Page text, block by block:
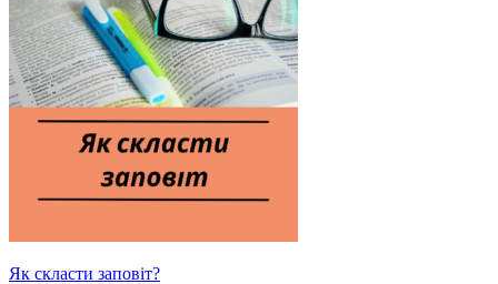
Як скласти заповіт?